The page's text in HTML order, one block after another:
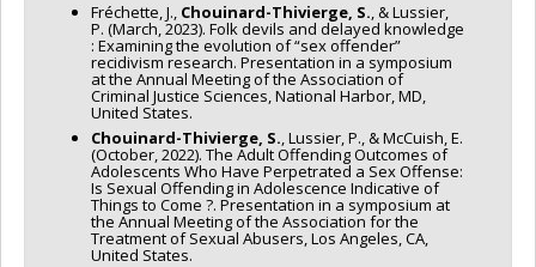
Fréchette, J., Chouinard-Thivierge, S., & Lussier,
P. (March, 2023). Folk devils and delayed knowledge
: Examining the evolution of “sex offender”
recidivism research. Presentation in a symposium
at the Annual Meeting of the Association of
Criminal Justice Sciences, National Harbor, MD,
United States.
Chouinard-Thivierge, S., Lussier, P., & McCuish, E.
(October, 2022). The Adult Offending Outcomes of
Adolescents Who Have Perpetrated a Sex Offense:
Is Sexual Offending in Adolescence Indicative of
Things to Come ?. Presentation in a symposium at
the Annual Meeting of the Association for the
Treatment of Sexual Abusers, Los Angeles, CA,
United States.